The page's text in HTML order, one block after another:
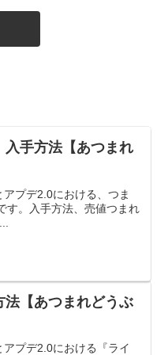
入手方法【あつまれ
プデ2.0における、つま
す。入手方法、売値つまれ
法【あつまれどうぶ
プデ2.0における『ライ